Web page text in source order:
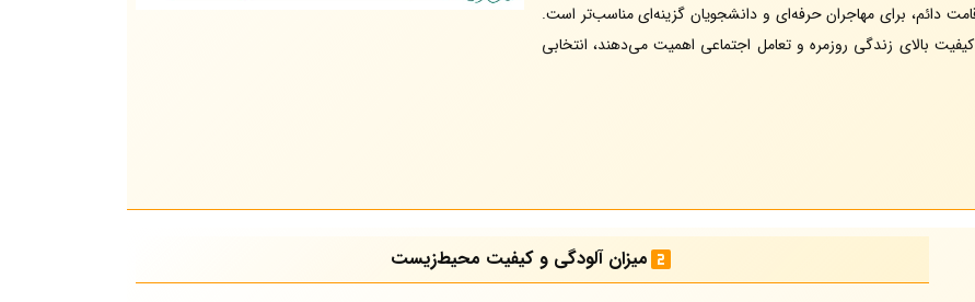
دائم، برای مهاجران حرفه‌ای و دانشجویان گزینه‌ای مناسب‌تر است.
بالای زندگی روزمره و تعامل اجتماعی اهمیت می‌دهند، انتخابی
میزان آلودگی و کیفیت محیط‌زیست